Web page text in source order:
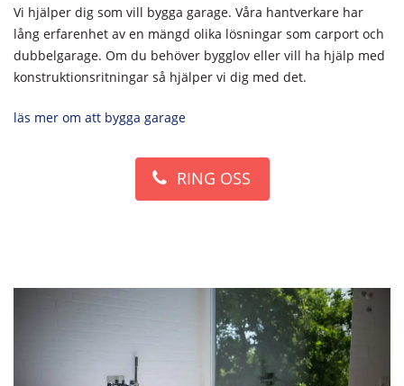
Vi hjälper dig som vill bygga garage. Våra hantverkare har
lång erfarenhet av en mängd olika lösningar som carport och
dubbelgarage. Om du behöver bygglov eller vill ha hjälp med
konstruktionsritningar så hjälper vi dig med det.
läs mer om att bygga garage
RING OSS